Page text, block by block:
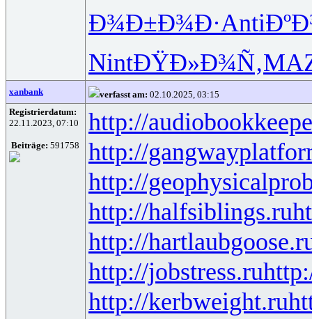
Ð¾Ð±Ð¾Ð·Anti
NintÐŸÐ»Ð¾Ñ‚
xanbank verfasst am: 02.10.2025, 03:15
Registrierdatum:
22.11.2023, 07:10
Beiträge: 591758
http://
http://
http://
http://halfsiblings.ru
http://
http://jobstress.ru
http://kerbweight.ru